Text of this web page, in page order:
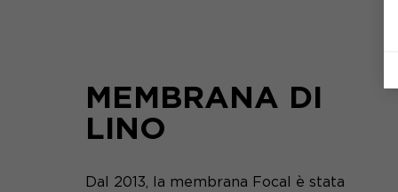
MEMBRANA DI
LINO
Dal 2013, la membrana Focal è stata